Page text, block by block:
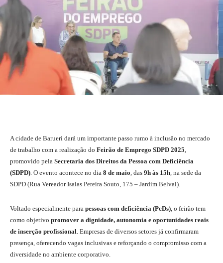
A cidade de Barueri dará um importante passo rumo à inclusão no mercado
de trabalho com a realização do Feirão de Emprego SDPD 2025
promovido pela Secretaria dos Direitos da Pessoa com Deficiência
(SDPD) . O evento acontece no dia 8 de maio , das 9h às 15h , na sede da
SDPD (Rua Vereador Isaias Pereira Souto, 175 – Jardim Belval).
Voltado especialmente para pessoas com deficiência (PcDs) , o feirão tem
como objetivo promover a dignidade, autonomia e oportunidades reais
de inserção profissional . Empresas de diversos setores já confirmaram
presença, oferecendo vagas inclusivas e reforçando o compromisso com a
diversidade no ambiente corporativo.